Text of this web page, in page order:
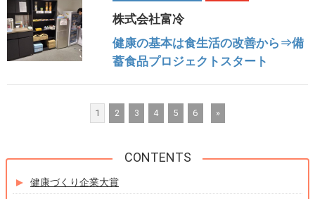
株式会社富冷
健康の基本は食生活の改善から⇒備
蓄食品プロジェクトスタート
1 2 3 4 5 6 »
健康づくり企業大賞